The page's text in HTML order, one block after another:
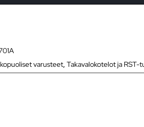
varusteet ,Takavalokotelot ja